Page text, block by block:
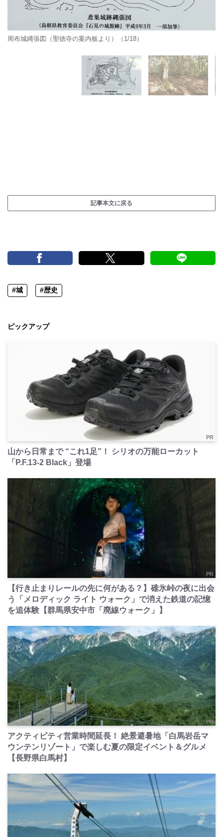
周布城縄張図（聖徳寺の案内板より）（1/18）
記事本文に戻る
#城 #歴史
ピックアップ
PR
山から日常まで “これ1足”！ シリオの万能ローカット
「P.F.13-2 Black」登場
PR
【行き止まりレールの先に何がある？】碓氷峠の夜に出会
う「メロディック ライト ウォーク」で消えた鉄道の記憶
を追体験【群馬県安中市「廃線ウォーク」】
PR
アクティビティ営業時間延長！ 絶景避暑地「白馬岩岳マ
ウンテンリゾート」で楽しむ夏の限定イベント＆グルメ
【長野県白馬村】